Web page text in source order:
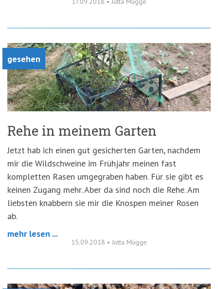
gesehen
Rehe in meinem Garten
Jetzt hab ich einen gut gesicherten Garten, nachdem
mir die Wildschweine im Frühjahr meinen fast
kompletten Rasen umgegraben haben. Für sie gibt es
keinen Zugang mehr. Aber da sind noch die Rehe. Am
liebsten knabbern sie mir die Knospen meiner Rosen
ab.
mehr lesen ...
15.09.2018 • Jutta Mügge